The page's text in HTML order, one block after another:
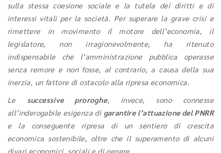
sulla stessa coesione sociale e la tutela dei diritti e di
interessi vitali per la società. Per superare la grave crisi e
rimettere in movimento il motore dell’economia, il
legislatore, non irragionevolmente, ha ritenuto
indispensabile che l’amministrazione pubblica operasse
senza remore e non fosse, al contrario, a causa della sua
inerzia, un fattore di ostacolo alla ripresa economica.
Le successive proroghe, invece, sono connesse
all’inderogabile esigenza di garantire l’attuazione del PNRR
e la conseguente ripresa di un sentiero di crescita
economica sostenibile, oltre che il superamento di alcuni
divari economici, sociali e di genere.